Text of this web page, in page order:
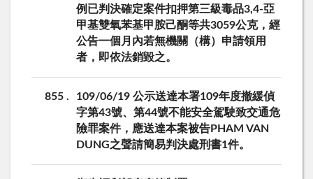
例已判決確定案件扣押第三級毒品3,4-亞
甲基雙氧苯基甲胺己酮等共3059公克，經
公告一個月內若無機關（構）申請領用
者，即依法銷毀之。
855
109/06/19 公示送達本署109年度撤緩偵
字第43號、第44號不能安全駕駛致交通危
險罪案件，應送達本案被告PHAM VAN
DUNG之聲請簡易判決處刑書1件。